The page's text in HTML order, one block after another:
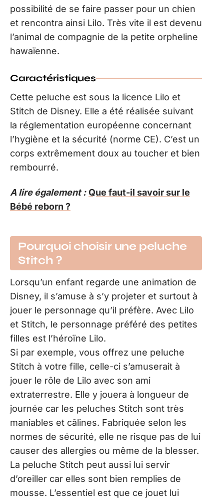
possibilité de se faire passer pour un chien
et rencontra ainsi Lilo. Très vite il est devenu
l’animal de compagnie de la petite orpheline
hawaïenne.
Caractéristiques
Cette peluche est sous la licence Lilo et
Stitch de Disney. Elle a été réalisée suivant
la réglementation européenne concernant
l’hygiène et la sécurité (norme CE). C’est un
corps extrêmement doux au toucher et bien
rembourré.
A lire également : Que faut-il savoir sur le
Bébé reborn ?
Pourquoi choisir une peluche
Stitch ?
Lorsqu’un enfant regarde une animation de
Disney, il s’amuse à s’y projeter et surtout à
jouer le personnage qu’il préfère. Avec Lilo
et Stitch, le personnage préféré des petites
filles est l’héroïne Lilo.
Si par exemple, vous offrez une peluche
Stitch à votre fille, celle-ci s’amuserait à
jouer le rôle de Lilo avec son ami
extraterrestre. Elle y jouera à longueur de
journée car les peluches Stitch sont très
maniables et câlines. Fabriquée selon les
normes de sécurité, elle ne risque pas de lui
causer des allergies ou même de la blesser.
La peluche Stitch peut aussi lui servir
d’oreiller car elles sont bien remplies de
mousse. L’essentiel est que ce jouet lui